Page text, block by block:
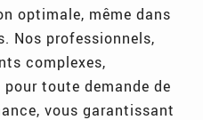
optimale, même dans
Nos professionnels,
complexes,
toute demande de
vous garantissant